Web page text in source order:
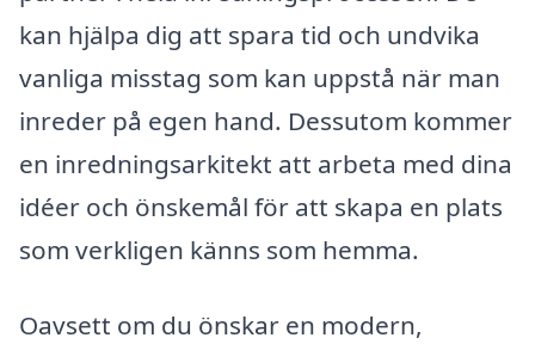
kan hjälpa dig att spara tid och undvika
vanliga misstag som kan uppstå när man
inreder på egen hand. Dessutom kommer
en inredningsarkitekt att arbeta med dina
idéer och önskemål för att skapa en plats
som verkligen känns som hemma.
Oavsett om du önskar en modern,